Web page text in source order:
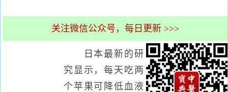
关注微信公众号，每日更新 >>>
日本最新的研
究显示，每天吃两
个苹果可降低血液